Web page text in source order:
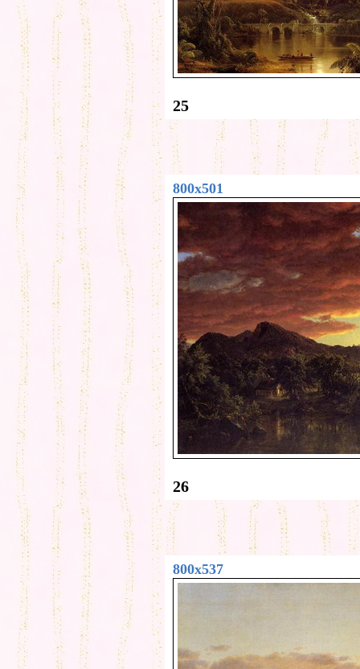
25
800x501
26
800x537